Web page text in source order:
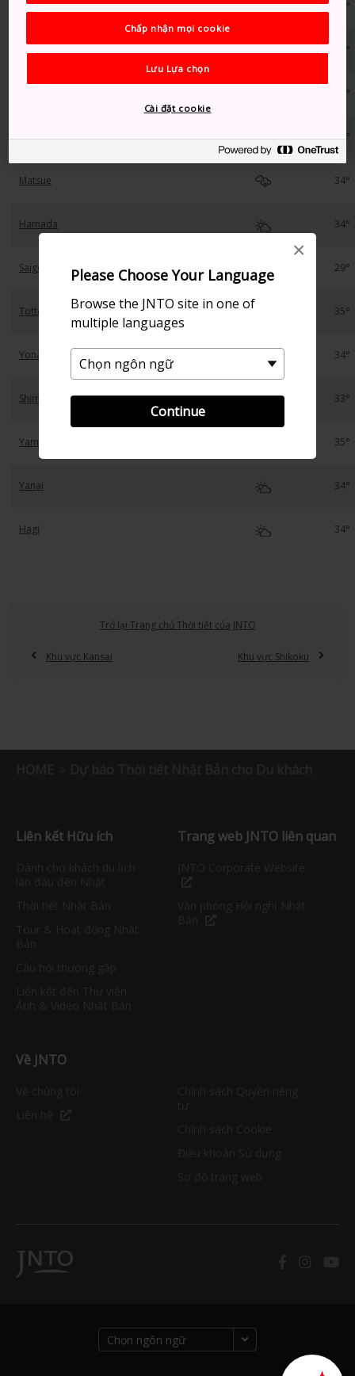
Please Choose Your Language
Browse the JNTO site in one of
multiple languages
Continue
×
Okayama 35°
34°
34°
Shobara 34°
Matsue 34°
Hamada 34°
Saigo 29°
Tottori 35°
Yonago 34°
Shimonoseki 33°
Yamaguchi 35°
Yanai 34°
Hagi 34°
Khu vực Kansai
Trở lại Trang chủ Thời tiết của JNTO
Khu vực Shikoku
Liên kết Hữu ích Trang web JNTO liên quan
Về JNTO
Chấp nhận mọi cookie
Lưu Lựa chọn
Cài đặt cookie